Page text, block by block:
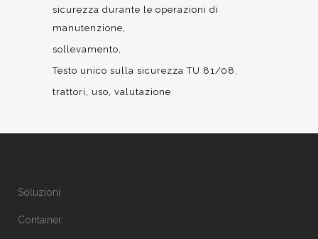
sicurezza durante le operazioni di
manutenzione
sollevamento
Testo unico sulla sicurezza TU 81/08
trattori
uso valutazione
Soluzioni
Container